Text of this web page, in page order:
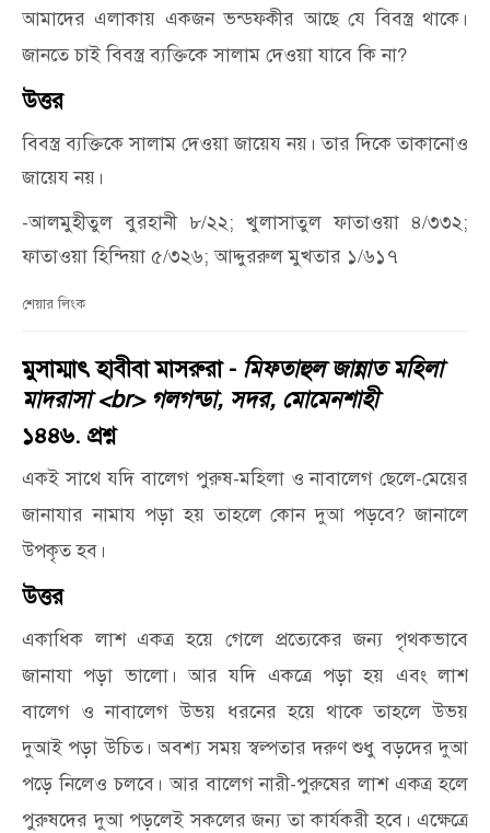
আমাদের এলাকায় একজন ভন্ডফকীর আছে যে বিবস্ত্র থাকে।
জানতে চাই বিবস্ত্র ব্যক্তিকে সালাম দেওয়া যাবে কি না?
উত্তর
বিবস্ত্র ব্যক্তিকে সালাম দেওয়া জায়েয নয়। তার দিকে তাকানোও
জায়েয নয়।
-আলমুহীতুল বুরহানী ৮/২২; খুলাসাতুল ফাতাওয়া ৪/৩৩২;
ফাতাওয়া হিন্দিয়া ৫/৩২৬; আদ্দুররুল মুখতার ১/৬১৭
শেয়ার লিংক
মুসাম্মাৎ হাবীবা মাসরুরা - মিফতাহুল জান্নাত মহিলা
মাদরাসা <br> গলগন্ডা, সদর, মোমেনশাহী
১৪৪৬. প্রশ্ন
একই সাথে যদি বালেগ পুরুষ-মহিলা ও নাবালেগ ছেলে-মেয়ের
জানাযার নামায পড়া হয় তাহলে কোন দুআ পড়বে? জানালে
উপকৃত হব।
উত্তর
একাধিক লাশ একত্র হয়ে গেলে প্রত্যেকের জন্য পৃথকভাবে
জানাযা পড়া ভালো। আর যদি একত্রে পড়া হয় এবং লাশ
বালেগ ও নাবালেগ উভয় ধরনের হয়ে থাকে তাহলে উভয়
দুআই পড়া উচিত। অবশ্য সময় স্বল্পতার দরুণ শুধু বড়দের দুআ
পড়ে নিলেও চলবে। আর বালেগ নারী-পুরুষের লাশ একত্র হলে
পুরুষদের দুআ পড়লেই সকলের জন্য তা কার্যকরী হবে। এক্ষেত্রে